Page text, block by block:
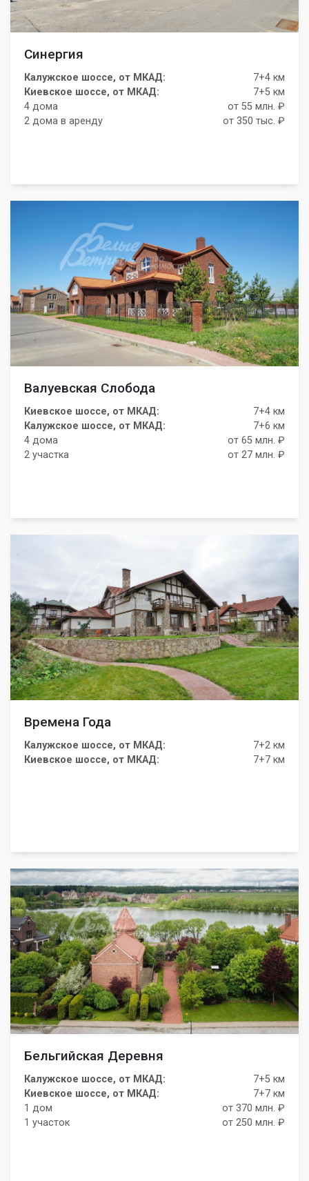
Синергия
Калужское шоссе, от МКАД:
7+4 км
Киевское шоссе, от МКАД:
7+5 км
4 дома
от 55 млн. ₽
2 дома в аренду
от 350 тыс. ₽
Валуевская Слобода
Киевское шоссе, от МКАД:
7+4 км
Калужское шоссе, от МКАД:
7+6 км
4 дома
от 65 млн. ₽
2 участка
от 27 млн. ₽
Времена Года
Калужское шоссе, от МКАД:
7+2 км
Киевское шоссе, от МКАД:
7+7 км
Бельгийская Деревня
Калужское шоссе, от МКАД:
7+5 км
Киевское шоссе, от МКАД:
7+7 км
1 дом
от 370 млн. ₽
1 участок
от 250 млн. ₽